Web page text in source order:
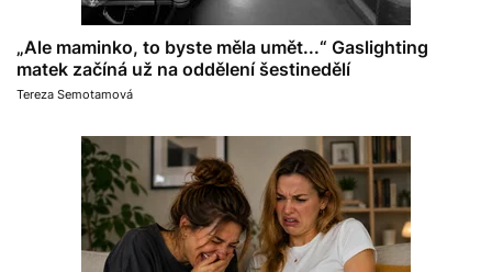
„Ale maminko, to byste měla umět...“ Gaslighting
matek začíná už na oddělení šestinedělí
Tereza Semotamová